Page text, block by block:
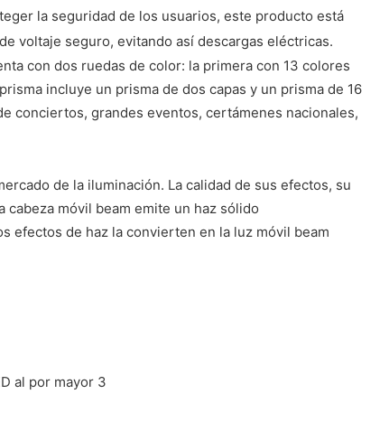
la seguridad de los usuarios, este producto está
voltaje seguro, evitando así descargas eléctricas.
con dos ruedas de color: la primera con 13 colores
incluye un prisma de dos capas y un prisma de 16
conciertos, grandes eventos, certámenes nacionales,
de la iluminación. La calidad de sus efectos, su
cabeza móvil beam emite un haz sólido
efectos de haz la convierten en la luz móvil beam